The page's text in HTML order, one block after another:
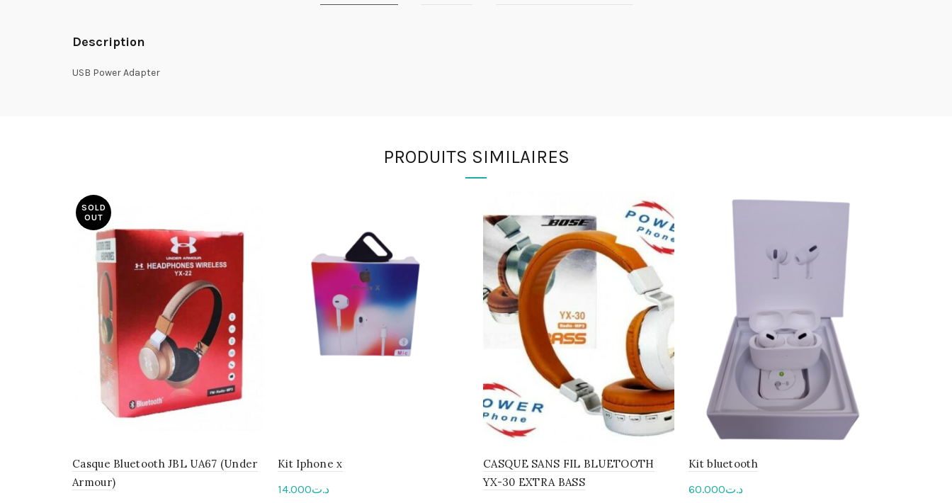
Description
USB Power Adapter
PRODUITS SIMILAIRES
SOLD
OUT
Casque Bluetooth JBL UA67 (Under
Armour)
Kit Iphone x
د.ت14.000
CASQUE SANS FIL BLUETOOTH
YX-30 EXTRA BASS
Kit bluetooth
د.ت60.000